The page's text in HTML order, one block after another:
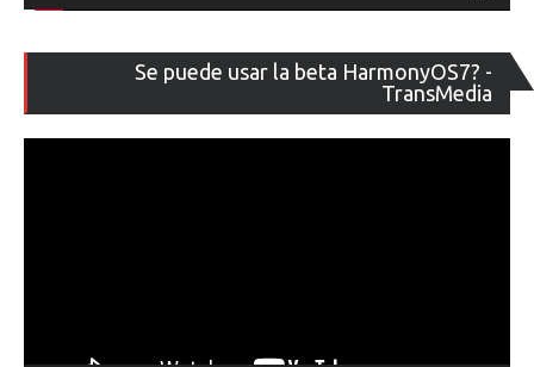
Se puede usar la beta HarmonyOS7? -
TransMedia
de